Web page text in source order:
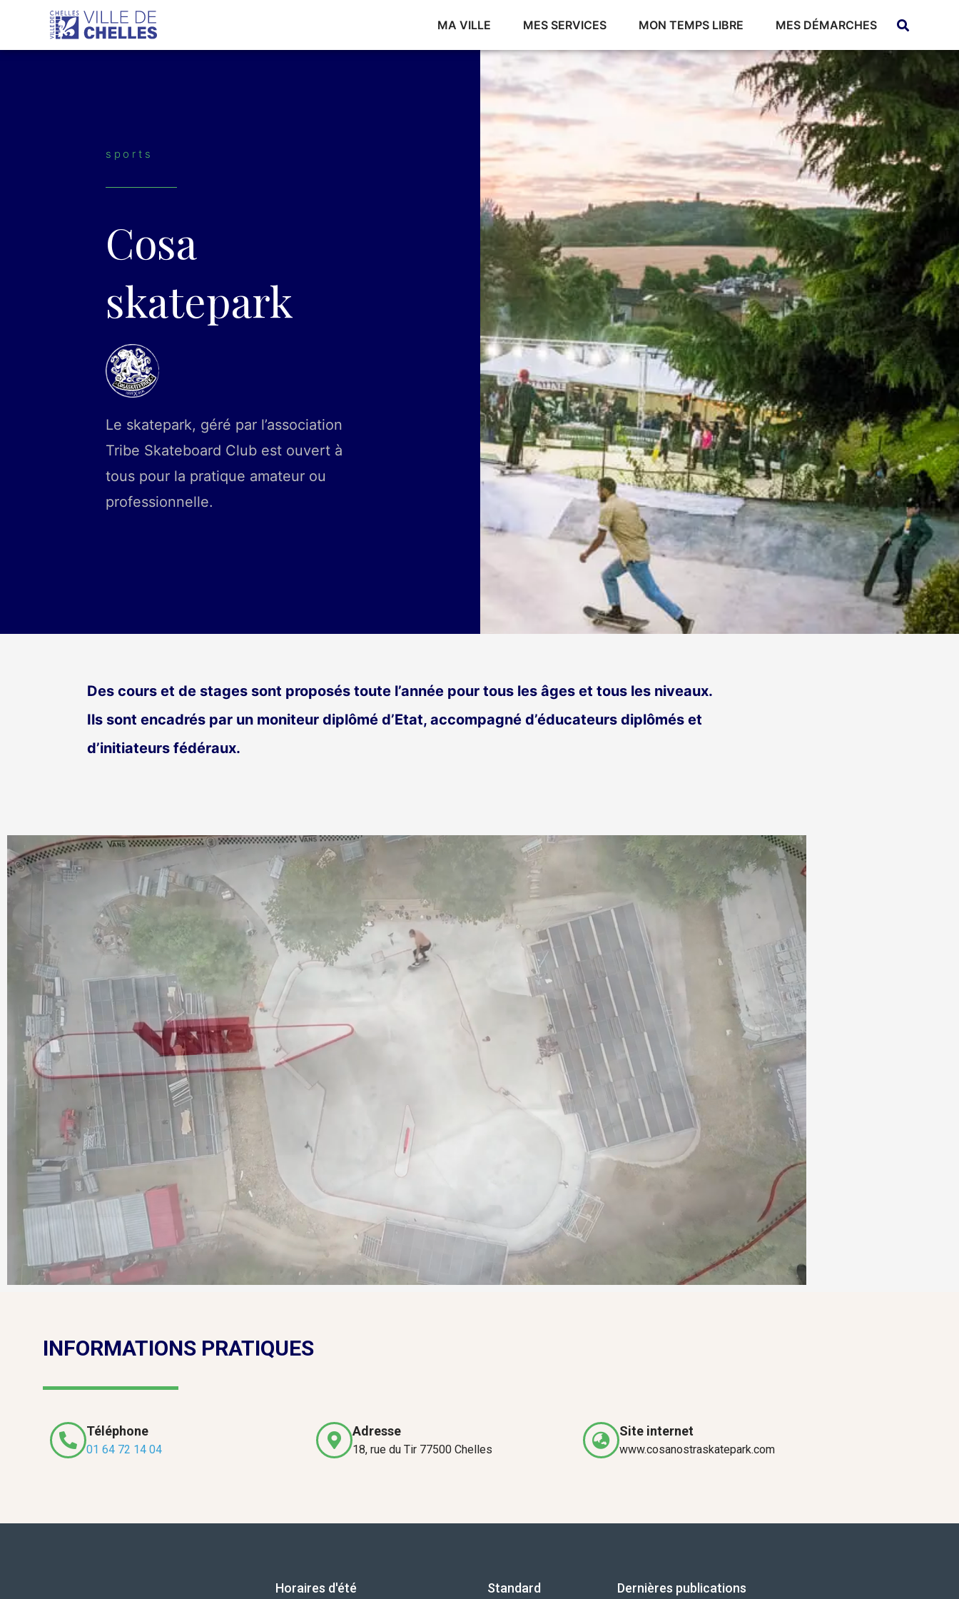
MA VILLE MES SERVICES MON TEMPS LIBRE MES DÉMARCHES
sports
Cosa
skatepark​​
Le skatepark, géré par l’association
Tribe Skateboard Club est ouvert à
tous pour la pratique amateur ou
professionnelle.
Des cours et de stages sont proposés toute l’année pour tous les âges et tous les niveaux.
Ils sont encadrés par un moniteur diplômé d’Etat, accompagné d’éducateurs diplômés et
d’initiateurs fédéraux.
INFORMATIONS PRATIQUES
Téléphone
01 64 72 14 04
Adresse
18, rue du Tir 77500 Chelles
Site internet
www.cosanostraskatepark.com
Horaires d'été Standard Dernières publications